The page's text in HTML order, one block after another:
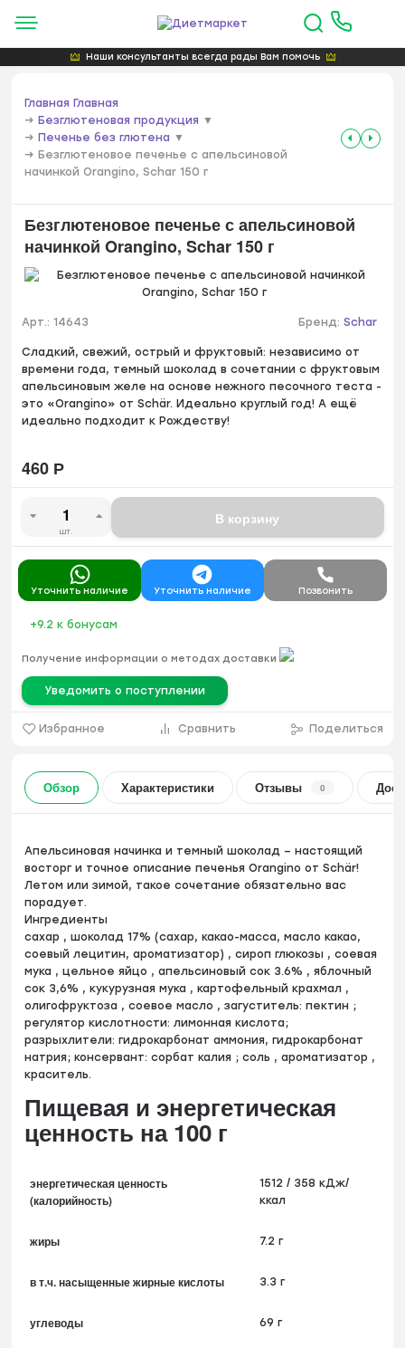
Наши консультанты всегда рады Вам помочь
Главная Главная
→ Безглютеновая продукция ▼
→ Печенье без глютена ▼
→ Безглютеновое печенье с апельсиновой
начинкой Orangino, Schar 150 г
Безглютеновое печенье с апельсиновой
начинкой Orangino, Schar 150 г
Арт.: 14643 Бренд:Schar
Сладкий, свежий, острый и фруктовый: независимо от
времени года, темный шоколад в сочетании с фруктовым
апельсиновым желе на основе нежного песочного теста -
это «Orangino» от Schär. Идеально круглый год! А ещё
идеально подходит к Рождеству!
460 Р
шт.
В корзину
Уточнить наличие Уточнить наличие Позвонить
+9.2 к бонусам
Избранное Сравнить Поделиться
Получение информации о методах доставки
Уведомить о поступлении
Обзор Характеристики Отзывы 0
Апельсиновая начинка и темный шоколад – настоящий
восторг и точное описание печенья Orangino от Schär!
Летом или зимой, такое сочетание обязательно вас
порадует.
Ингредиенты
сахар , шоколад 17% (сахар, какао-масса, масло какао,
соевый лецитин, ароматизатор) , сироп глюкозы , соевая
мука , цельное яйцо , апельсиновый сок 3.6% , яблочный
сок 3,6% , кукурузная мука , картофельный крахмал ,
олигофруктоза , соевое масло , загуститель: пектин ;
регулятор кислотности: лимонная кислота;
разрыхлители: гидрокарбонат аммония, гидрокарбонат
натрия; консервант: сорбат калия ; соль , ароматизатор ,
краситель.
Пищевая и энергетическая
ценность на 100 г
энергетическая ценность
(калорийность)
1512 / 358 кДж/
ккал
жиры 7.2 г
в т.ч. насыщенные жирные кислоты 3.3 г
углеводы 69 г